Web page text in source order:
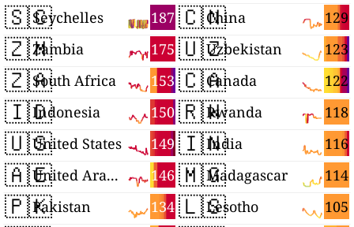
🇸🇨 187
Seychelles
🇿🇲 175
Zambia
🇿🇦 153
South Africa
🇮🇩 150
Indonesia
🇺🇸 149
United States
🇦🇪 146
United Arab Emirates
🇵🇰 134
Pakistan
🇨🇳 129
China
🇺🇿 123
Uzbekistan
🇨🇦 122
Canada
🇷🇼 118
Rwanda
🇮🇳 116
India
🇲🇬 114
Madagascar
🇱🇸 105
Lesotho